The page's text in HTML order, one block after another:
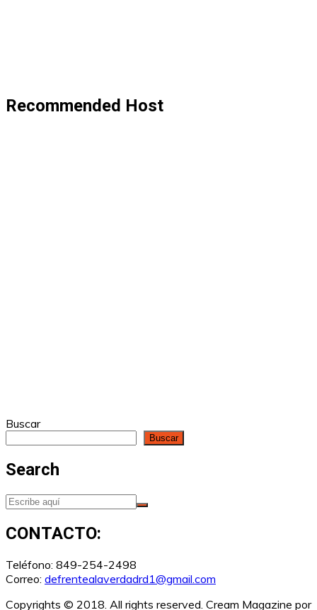
Recommended Host
Buscar
Buscar
Search
CONTACTO:
Teléfono: 849-254-2498
Correo: defrentealaverdadrd1@gmail.com
Copyrights © 2018. All rights reserved. Cream Magazine por